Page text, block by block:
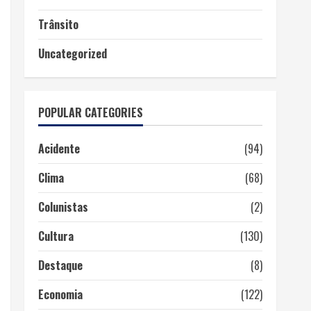
Trânsito
Uncategorized
POPULAR CATEGORIES
Acidente
(94)
Clima
(68)
Colunistas
(2)
Cultura
(130)
Destaque
(8)
Economia
(122)